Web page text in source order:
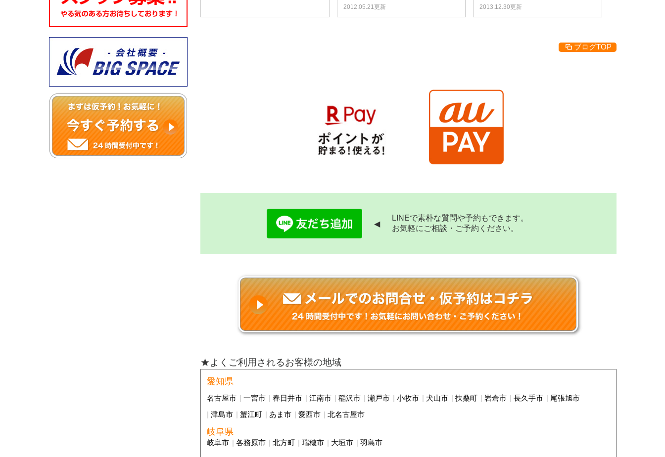
2012.05.21更新 2013.12.30更新
ブログTOP
◀
LINEで素朴な質問や予約もできます。
お気軽にご相談・ご予約ください。
★よくご利用されるお客様の地域
愛知県
名古屋市 一宮市 春日井市 江南市 稲沢市 瀬戸市 小牧市 犬山市 扶桑町 岩倉市 長久手市
尾張旭市
津島市
蟹江町 あま市 愛西市 北名古屋市
岐阜県
岐阜市 各務原市 北方町 瑞穂市 大垣市 羽島市